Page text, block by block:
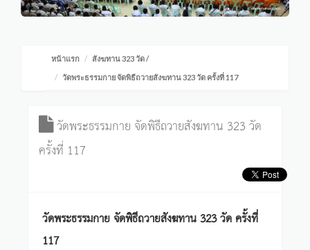
หน้าแรก สังฆทาน 323 วัด/
วัดพระธรรมกาย จัดพิธีถวายสังฆทาน 323 วัด ครั้งที่ 117
วัดพระธรรมกาย จัดพิธีถวายสังฆทาน 323 วัด
ครั้งที่ 117
วัดพระธรรมกาย จัดพิธีถวายสังฆทาน 323 วัด ครั้งที่
117